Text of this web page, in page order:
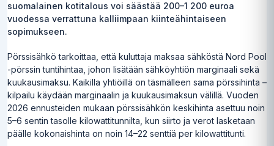
suomalainen kotitalous voi säästää 200–1 200 euroa
vuodessa verrattuna kalliimpaan kiinteähintaiseen
sopimukseen.
Pörssisähkö tarkoittaa, että kuluttaja maksaa sähköstä Nord Pool
-pörssin tuntihintaa, johon lisätään sähköyhtiön marginaali sekä
kuukausimaksu. Kaikilla yhtiöillä on täsmälleen sama pörssihinta –
kilpailu käydään marginaalin ja kuukausimaksun välillä. Vuoden
2026 ennusteiden mukaan pörssisähkön keskihinta asettuu noin
5–6 sentin tasolle kilowattitunnilta, kun siirto ja verot lasketaan
päälle kokonaishinta on noin 14–22 senttiä per kilowattitunti.